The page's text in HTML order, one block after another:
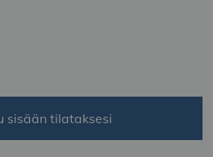
sisään tilataksesi